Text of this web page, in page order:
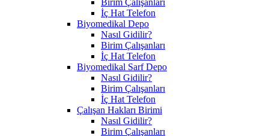
İç Hat Telefon
Biyomedikal Depo
Nasıl Gidilir?
Birim Çalışanları
İç Hat Telefon
Biyomedikal Sarf Depo
Nasıl Gidilir?
Birim Çalışanları
İç Hat Telefon
Çalışan Hakları Birimi
Nasıl Gidilir?
Birim Çalışanları